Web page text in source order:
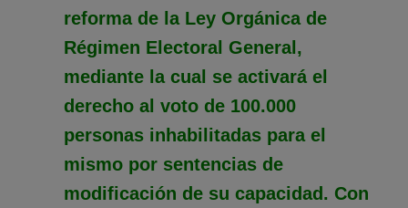
reforma de la Ley Orgánica de
Régimen Electoral General,
mediante la cual se activará el
derecho al voto de 100.000
personas inhabilitadas para el
mismo por sentencias de
modificación de su capacidad. Con